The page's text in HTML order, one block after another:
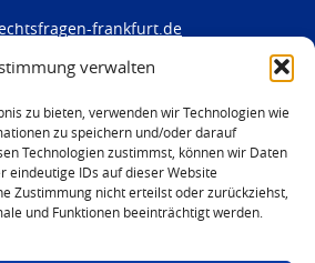
verwalten
zu bieten, verwenden wir Technologien wie
zu speichern und/oder darauf
Technologien zustimmst, können wir Daten
eindeutige IDs auf dieser Website
Zustimmung nicht erteilst oder zurückziehst,
und Funktionen beeinträchtigt werden.
frankfurt.de
frankfurt.de
00
01